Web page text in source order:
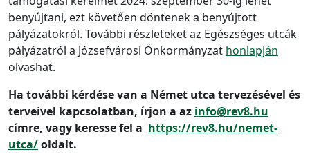
benyújtani, ezt követően döntenek a benyújtott
pályázatokról. További részleteket az Egészséges utcák
pályázatról a Józsefvárosi Önkormányzat honlapján
olvashat.
Ha további kérdése van a Német utca tervezésével és
terveivel kapcsolatban, írjon a az info@rev8.hu
címre, vagy keresse fel a https://rev8.hu/nemet-
utca/oldalt.